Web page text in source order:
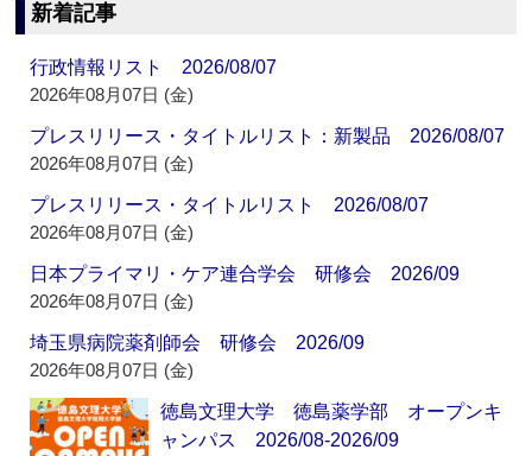
新着記事
行政情報リスト 2026/08/07
2026年08月07日 (金)
プレスリリース・タイトルリスト：新製品 2026/08/07
2026年08月07日 (金)
プレスリリース・タイトルリスト 2026/08/07
2026年08月07日 (金)
日本プライマリ・ケア連合学会 研修会 2026/09
2026年08月07日 (金)
埼玉県病院薬剤師会 研修会 2026/09
2026年08月07日 (金)
徳島文理大学 徳島薬学部 オープンキ
ャンパス 2026/08-2026/09